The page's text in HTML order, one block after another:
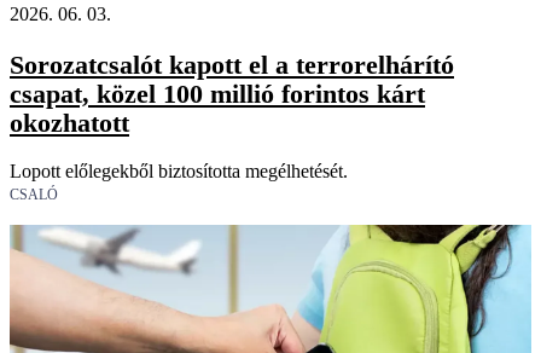
2026. 06. 03.
Sorozatcsalót kapott el a terrorelhárító
csapat, közel 100 millió forintos kárt
okozhatott
Lopott előlegekből biztosította megélhetését.
CSALÓ